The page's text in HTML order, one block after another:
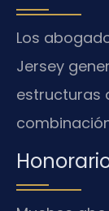
Los
Jersey
estructuras